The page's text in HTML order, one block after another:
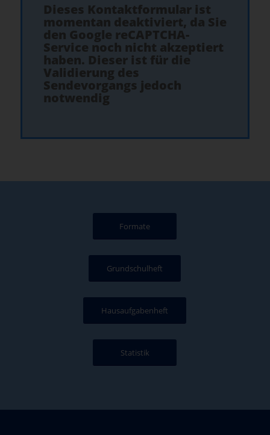
Dieses Kontaktformular ist
momentan deaktiviert, da Sie
den Google reCAPTCHA-
Service noch nicht akzeptiert
haben. Dieser ist für die
Validierung des
Sendevorgangs jedoch
notwendig
Formate
Grundschulheft
Hausaufgabenheft
Statistik